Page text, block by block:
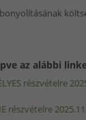
az alábbi
részvételre
részvételre